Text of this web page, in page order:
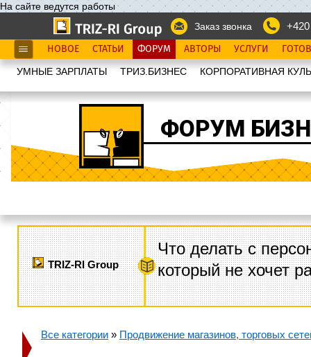
На сайте ведутся работы
Заказ звонка
НОВОЕ СТАТЬИ ФОРУМ АВТОРЫ УСЛУГИ
УМНЫЕ ЗАРПЛАТЫ ТРИЗ.БИЗНЕС КОРПОРАТИВНАЯ
ФОРУМ
TRIZ-RI Group
Что делать с
который не хочет
Все категории » Продвижение магазинов, торговых